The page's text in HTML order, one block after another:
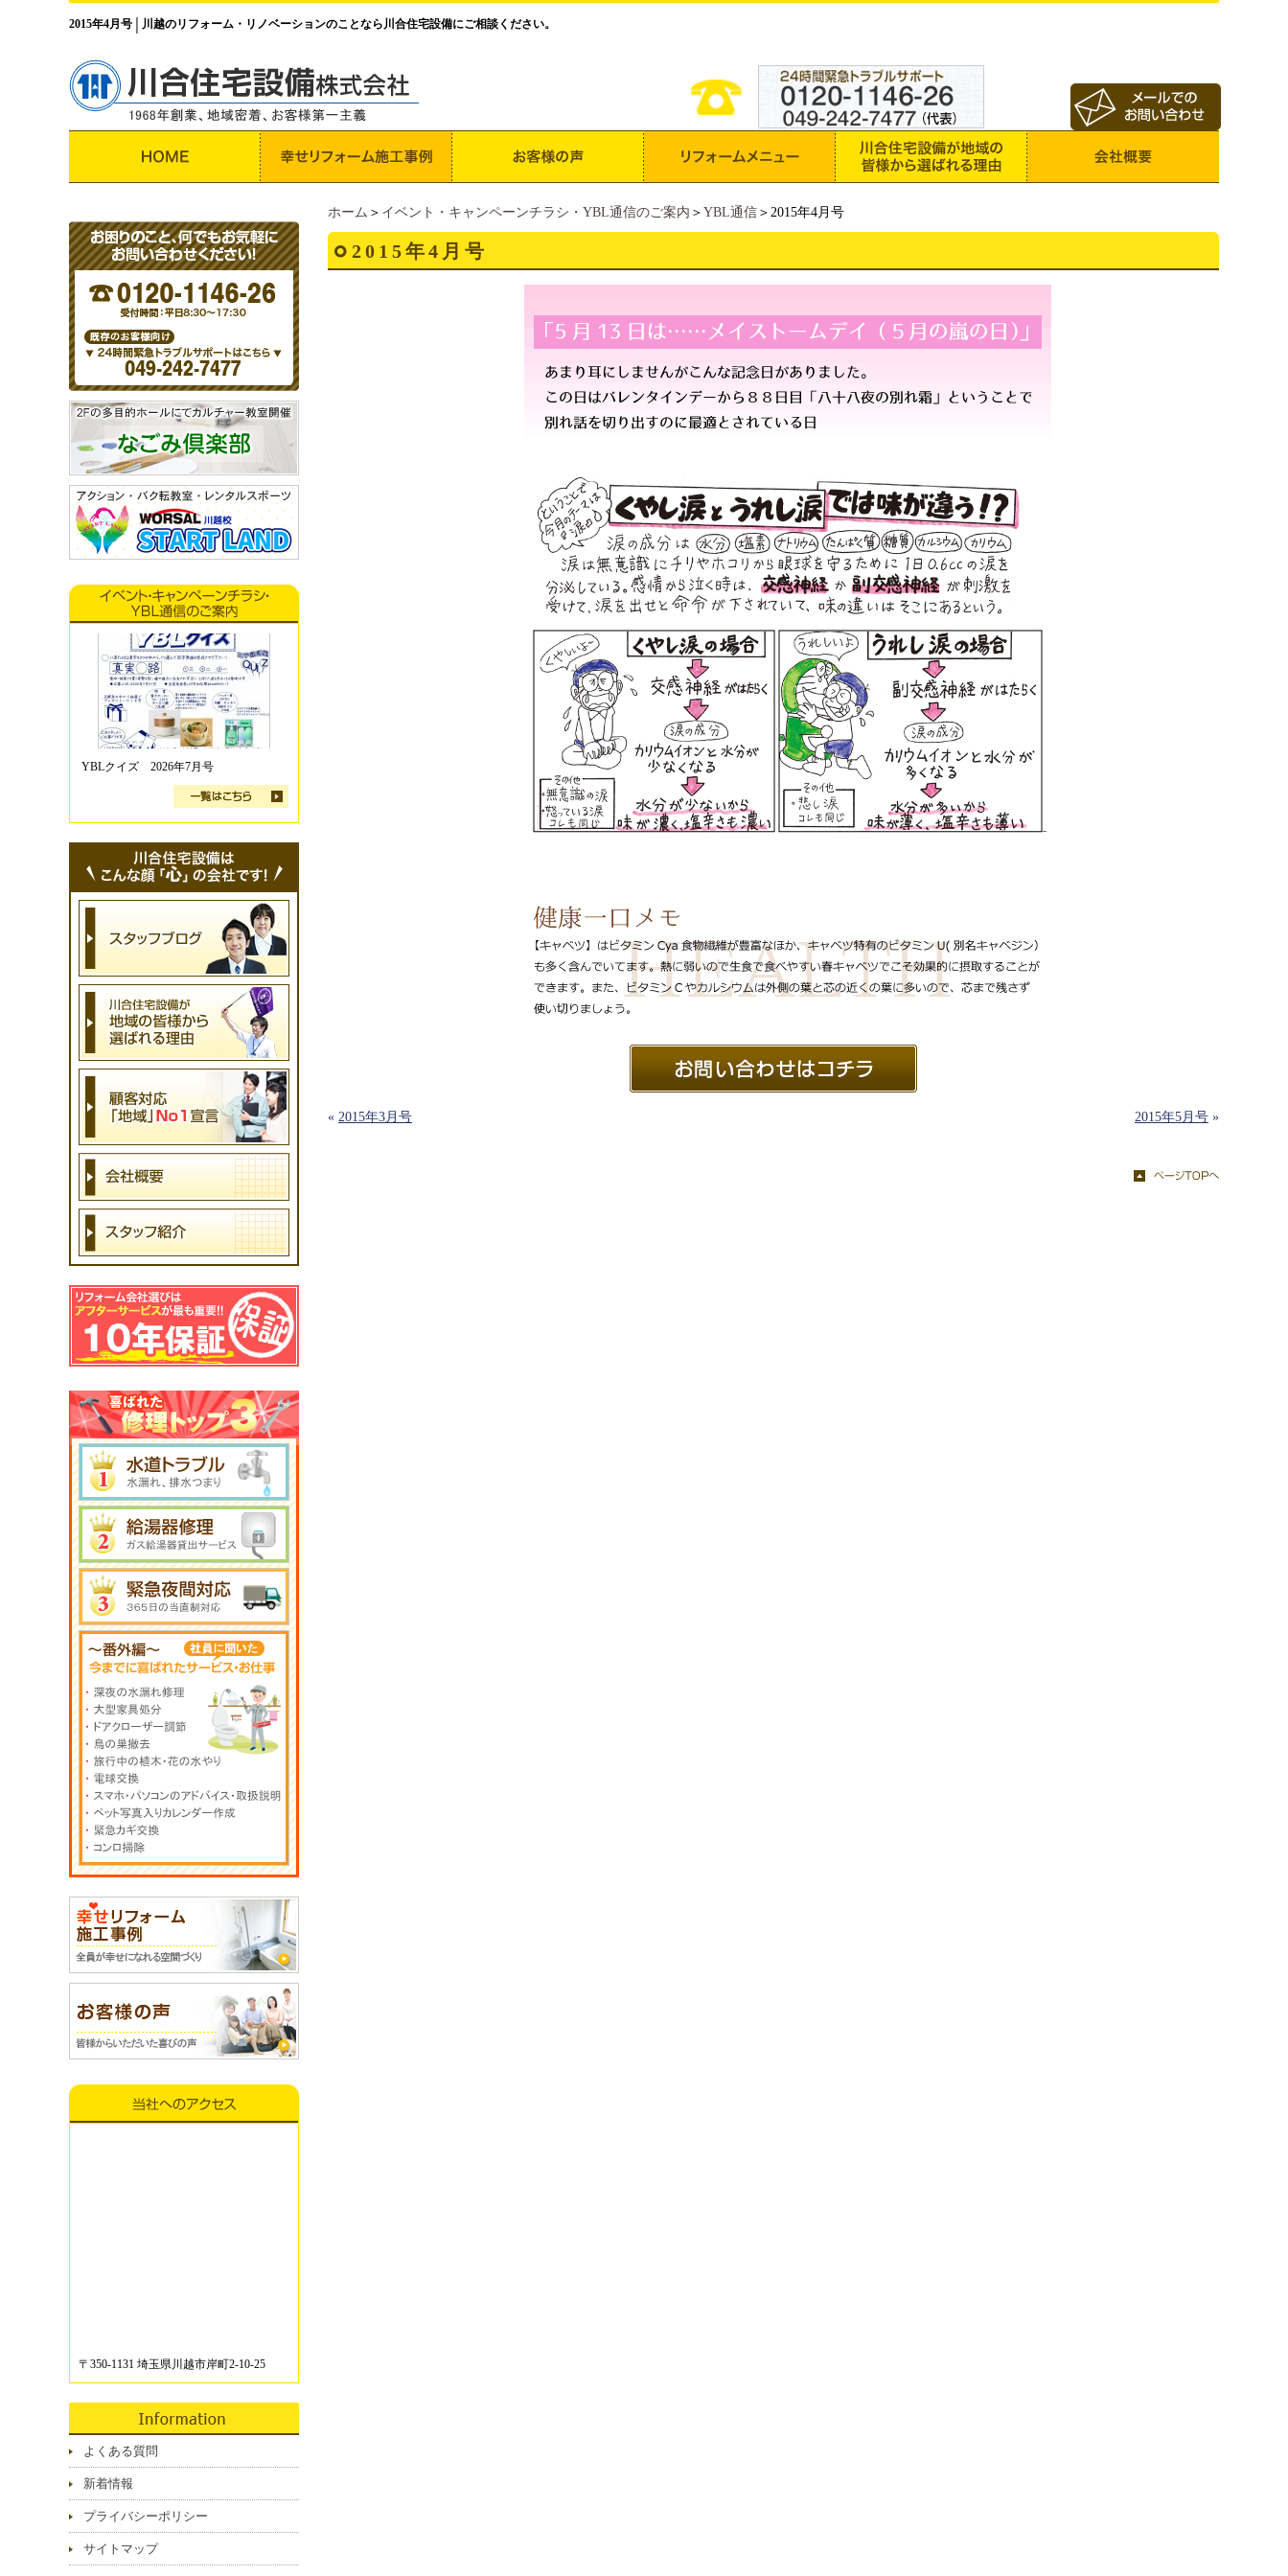
2015年4月号 川越のリフォーム・リノベーションのことなら川合住宅設備にご相談ください。
ホーム ＞ イベント・キャンペーンチラシ・YBL通信のご案内 ＞ YBL通信 ＞2015年4月号
2015年4月号
« 2015年3月号 2015年5月号 »
YBLクイズ 2026年7月号
〒350-1131 埼玉県川越市岸町2-10-25
よくある質問
新着情報
プライバシーポリシー
サイトマップ